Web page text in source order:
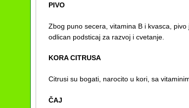
PIVO
Zbog puno secera, vitamina B i kvasca,
odlican podsticaj za razvoj i cvetanje.
KORA CITRUSA
Citrusi su bogati, narocito u kori, sa
ČAJ